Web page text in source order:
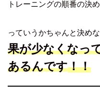
トレーニングの順番の決め
っていうかちゃんと決め
果が少なくなっ
あるんです！！